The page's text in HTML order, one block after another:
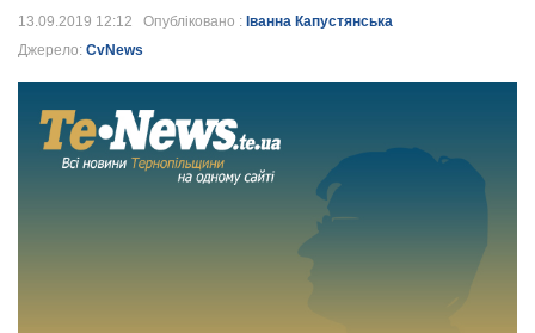
13.09.2019 12:12 Опубліковано : Іванна Капустянська
Джерело: CvNews